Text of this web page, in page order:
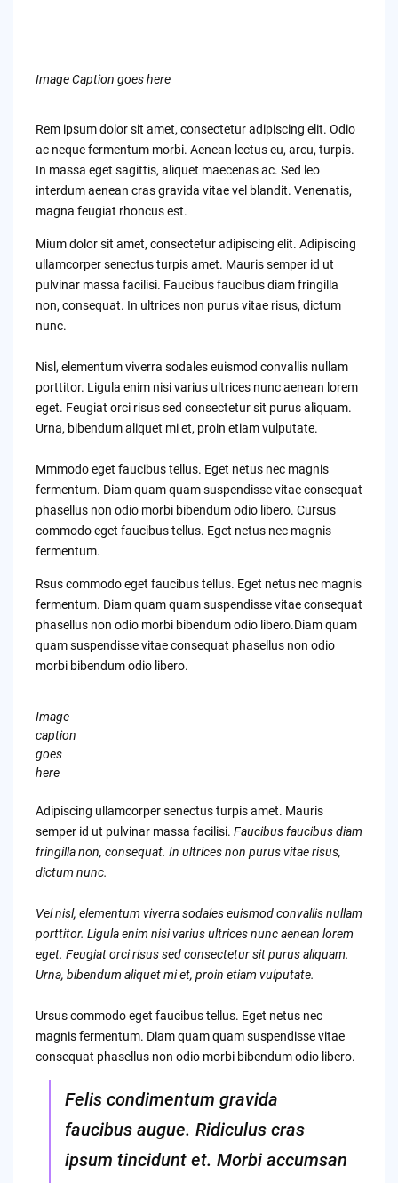
Image Caption goes here
Rem ipsum dolor sit amet, consectetur adipiscing elit. Odio
ac neque fermentum morbi. Aenean lectus eu, arcu, turpis.
In massa eget sagittis, aliquet maecenas ac. Sed leo
interdum aenean cras gravida vitae vel blandit. Venenatis,
magna feugiat rhoncus est.
Mium dolor sit amet, consectetur adipiscing elit. Adipiscing
ullamcorper senectus turpis amet. Mauris semper id ut
pulvinar massa facilisi. Faucibus faucibus diam fringilla
non, consequat. In ultrices non purus vitae risus, dictum
nunc.
Nisl, elementum viverra sodales euismod convallis nullam
porttitor. Ligula enim nisi varius ultrices nunc aenean lorem
eget. Feugiat orci risus sed consectetur sit purus aliquam.
Urna, bibendum aliquet mi et, proin etiam vulputate.
Mmmodo eget faucibus tellus. Eget netus nec magnis
fermentum. Diam quam quam suspendisse vitae consequat
phasellus non odio morbi bibendum odio libero. Cursus
commodo eget faucibus tellus. Eget netus nec magnis
fermentum.
Rsus commodo eget faucibus tellus. Eget netus nec magnis
fermentum. Diam quam quam suspendisse vitae consequat
phasellus non odio morbi bibendum odio libero.Diam quam
quam suspendisse vitae consequat phasellus non odio
morbi bibendum odio libero.
Image
caption
goes
here
Adipiscing ullamcorper senectus turpis amet. Mauris
semper id ut pulvinar massa facilisi. Faucibus faucibus diam
fringilla non, consequat. In ultrices non purus vitae risus,
dictum nunc.
Vel nisl, elementum viverra sodales euismod convallis nullam
porttitor. Ligula enim nisi varius ultrices nunc aenean lorem
eget. Feugiat orci risus sed consectetur sit purus aliquam.
Urna, bibendum aliquet mi et, proin etiam vulputate.
Ursus commodo eget faucibus tellus. Eget netus nec
magnis fermentum. Diam quam quam suspendisse vitae
consequat phasellus non odio morbi bibendum odio libero.
Felis condimentum gravida
faucibus augue. Ridiculus cras
ipsum tincidunt et. Morbi accumsan